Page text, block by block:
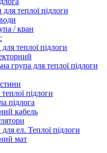
теплої підлоги
/ кран
теплої підлоги
група для теплої підлоги
підлоги
підлога
кабель
ел. Теплої підлоги
мат